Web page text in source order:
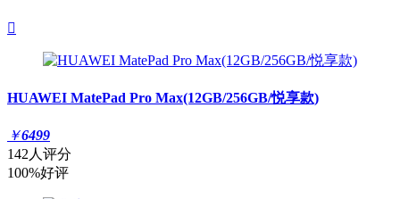

HUAWEI MatePad Pro Max(12GB/256GB/悦享款)
￥6499
142人评分
100%好评